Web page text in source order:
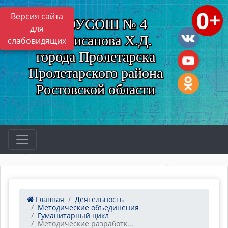
Версия сайта
для
слабовидящих
МБОУСОШ № 4
им. Нисанова Х.Д.
города Пролетарска
Пролетарского района
Ростовской области
Главная
Деятельность
Методические объединения
Гуманитарный цикл
Методические разработк...